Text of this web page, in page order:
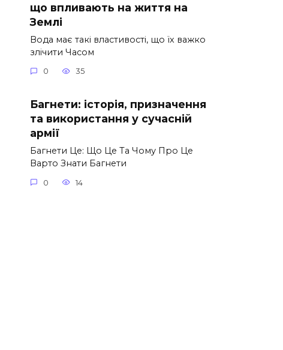
що впливають на життя на
Землі
Вода має такі властивості, що їх важко
злічити Часом
0 35
Багнети: історія, призначення
та використання у сучасній
армії
Багнети Це: Що Це Та Чому Про Це
Варто Знати Багнети
0 14